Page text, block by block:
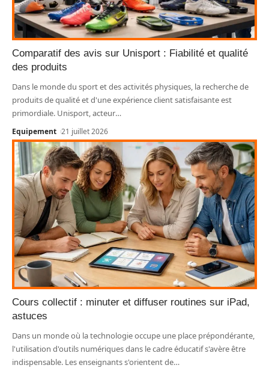
Comparatif des avis sur Unisport : Fiabilité et qualité
des produits
Dans le monde du sport et des activités physiques, la recherche de
produits de qualité et d'une expérience client satisfaisante est
primordiale. Unisport, acteur…
Equipement 21 juillet 2026
Cours collectif : minuter et diffuser routines sur iPad,
astuces
Dans un monde où la technologie occupe une place prépondérante,
l'utilisation d'outils numériques dans le cadre éducatif s'avère être
indispensable. Les enseignants s'orientent de…